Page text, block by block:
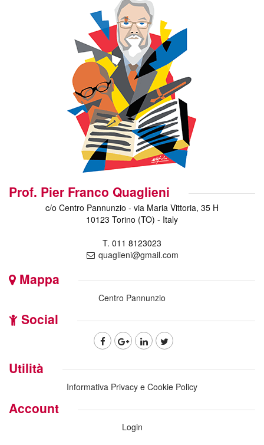
Prof. Pier Franco Quaglieni
c/o Centro Pannunzio - via Maria Vittoria, 35 H
10123 Torino (TO) - Italy
T. 011 8123023
quaglieni@gmail.com
Mappa
Centro Pannunzio
Social
Utilità
Informativa Privacy e Cookie Policy
Account
Login